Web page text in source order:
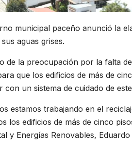
municipal paceño anunció la
aguas grises.
de la preocupación por la falta
que los edificios de más de
con un sistema de cuidado de
estamos trabajando en el
los edificios de más de cinco
y Energías Renovables, Eduardo